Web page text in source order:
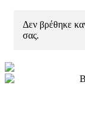
Δεν βρέθηκε
σας.